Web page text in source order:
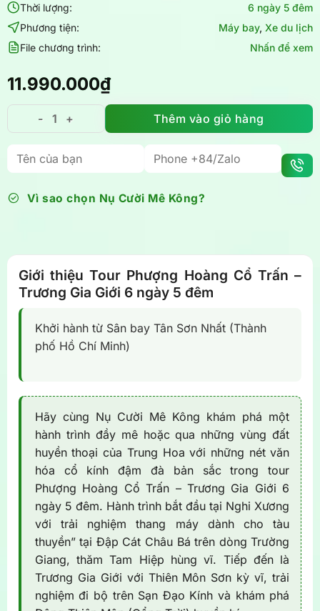
Thời lượng:
6 ngày 5 đêm
Phương tiện:
Máy bay, Xe du lịch
File chương trình:
Nhấn để xem
11.990.000₫
Tour Phượng Hoàng Cổ Trấn -Trương Gia Giới 6
Thêm vào giỏ hàng
Vì sao chọn Nụ Cười Mê Kông?
Giới thiệu Tour Phượng Hoàng Cổ Trấn –
Trương Gia Giới 6 ngày 5 đêm
Khởi hành từ Sân bay Tân Sơn Nhất (Thành
phố Hồ Chí Minh)
Hãy cùng Nụ Cười Mê Kông khám phá một
hành trình đầy mê hoặc qua những vùng đất
huyền thoại của Trung Hoa với những nét văn
hóa cổ kính đậm đà bản sắc trong tour
Phượng Hoàng Cổ Trấn – Trương Gia Giới 6
ngày 5 đêm. Hành trình bắt đầu tại Nghi Xương
với trải nghiệm thang máy dành cho tàu
thuyền” tại Đập Cát Châu Bá trên dòng Trường
Giang, thăm Tam Hiệp hùng vĩ. Tiếp đến là
Trương Gia Giới với Thiên Môn Sơn kỳ vĩ, trải
nghiệm đi bộ trên Sạn Đạo Kính và khám phá